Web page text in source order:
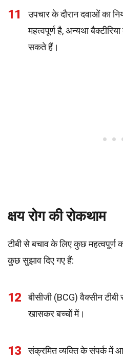
11
उपचार के दौरान दवाओं का
महत्वपूर्ण है, अन्यथा
सकते हैं।
क्षय रोग की रोकथाम
टीबी से बचाव के लिए कुछ
कुछ सुझाव दिए गए हैं:
12
बीसीजी (BCG) वैक्सीन
खासकर बच्चों में।
13 संक्रमित व्यक्ति के संपर्क में